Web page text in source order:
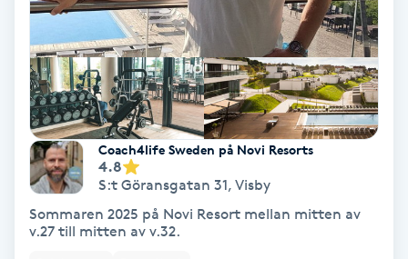
Faceliftmassage
Fet hårbotten
Fettreducering
Fibromassage
Fillers
Coach4life Sweden på Novi Resorts
4.8
S:t Göransgatan 31, Visby
Sommaren 2025 på Novi Resort mellan mitten av
v.27 till mitten av v.32.